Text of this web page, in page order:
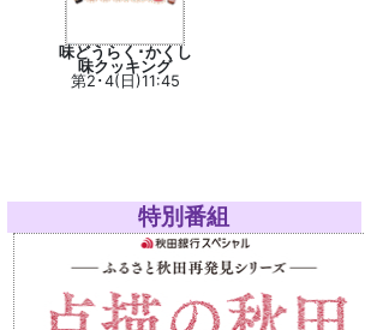
味どうらく･かくし
味クッキング
第2･4(日)11:45
特別番組